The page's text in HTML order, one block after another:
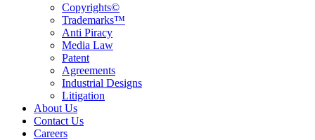
Copyrights©
Trademarks™
Anti Piracy
Media Law
Patent
Agreements
Industrial Designs
Litigation
About Us
Contact Us
Careers